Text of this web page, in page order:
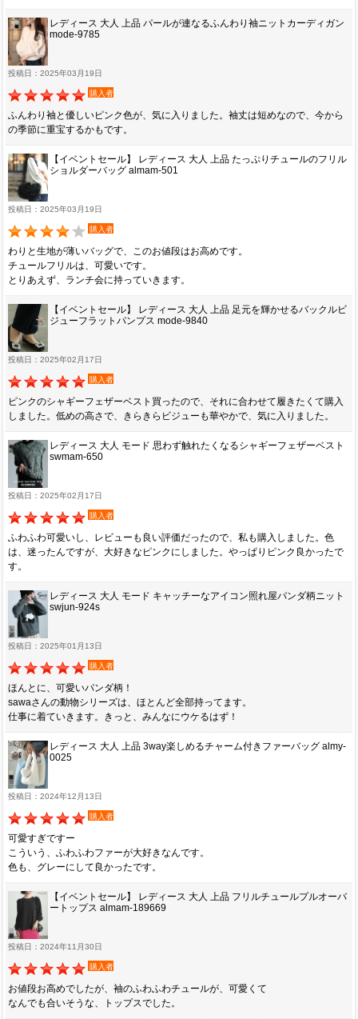
レディース 大人 上品 パールが連なるふんわり袖ニットカーディガン
mode-9785
投稿日：2025年03月19日
購入者
ふんわり袖と優しいピンク色が、気に入りました。袖丈は短めなので、今から
の季節に重宝するかもです。
【イベントセール】 レディース 大人 上品 たっぷりチュールのフリル
ショルダーバッグ almam-501
投稿日：2025年03月19日
購入者
わりと生地が薄いバッグで、このお値段はお高めです。
チュールフリルは、可愛いです。
とりあえず、ランチ会に持っていきます。
【イベントセール】 レディース 大人 上品 足元を輝かせるバックルビ
ジューフラットパンプス mode-9840
投稿日：2025年02月17日
購入者
ピンクのシャギーフェザーベスト買ったので、それに合わせて履きたくて購入
しました。低めの高さで、きらきらビジューも華やかで、気に入りました。
レディース 大人 モード 思わず触れたくなるシャギーフェザーベスト
swmam-650
投稿日：2025年02月17日
購入者
ふわふわ可愛いし、レビューも良い評価だったので、私も購入しました。色
は、迷ったんですが、大好きなピンクにしました。やっぱりピンク良かったで
す。
レディース 大人 モード キャッチーなアイコン照れ屋パンダ柄ニット
swjun-924s
投稿日：2025年01月13日
購入者
ほんとに、可愛いパンダ柄！
sawaさんの動物シリーズは、ほとんど全部持ってます。
仕事に着ていきます。きっと、みんなにウケるはず！
レディース 大人 上品 3way楽しめるチャーム付きファーバッグ almy-
0025
投稿日：2024年12月13日
購入者
可愛すぎですー
こういう、ふわふわファーが大好きなんです。
色も、グレーにして良かったです。
【イベントセール】 レディース 大人 上品 フリルチュールプルオーバ
ートップス almam-189669
投稿日：2024年11月30日
購入者
お値段お高めでしたが、袖のふわふわチュールが、可愛くて
なんでも合いそうな、トップスでした。